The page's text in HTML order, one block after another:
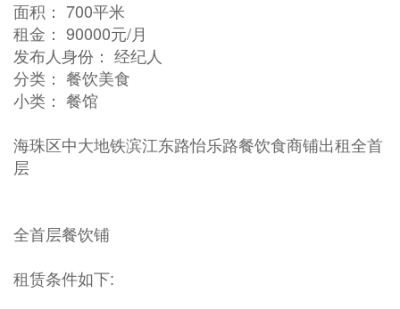
面积： 700平米
租金： 90000元/月
发布人身份： 经纪人
分类： 餐饮美食
小类： 餐馆
海珠区中大地铁滨江东路怡乐路餐饮食商铺出租全首
层
全首层餐饮铺
租赁条件如下: